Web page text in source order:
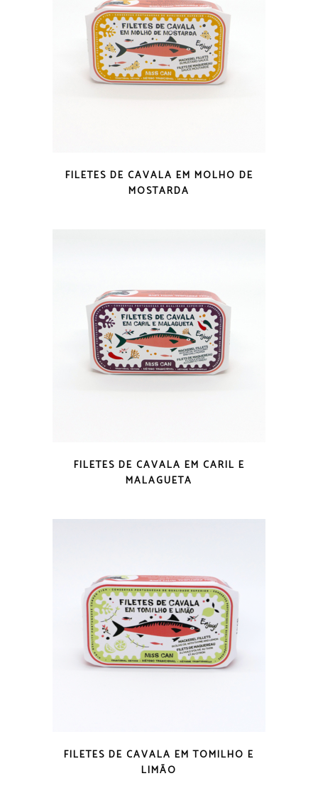
FILETES DE CAVALA EM MOLHO DE
MOSTARDA
FILETES DE CAVALA EM CARIL E
MALAGUETA
FILETES DE CAVALA EM TOMILHO E
LIMÃO